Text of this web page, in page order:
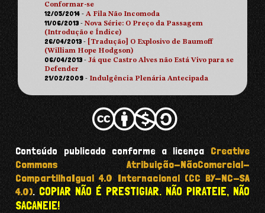
Conformar-se
12/05/2014 -A Fila Não Incomoda
11/06/2013 -Nova Série: O Preço da Passagem
(Introdução e Índice)
26/04/2013 -
[Tradução] O Explosivo de Baumoff
(William Hope Hodgson)
06/04/2013 -Já que Castro Alves não Está Vivo para se
Defender
21/02/2009 - Indulgência Plenária Antecipada
Conteúdo publicado conforme a licença Creative
Commons Atribuição-NãoComercial-
CompartilhaIgual 4.0 Internacional (CC BY-NC-SA
4.0). COPIAR NÃO É PRESTIGIAR. NÃO PIRATEIE, NÃO
SACANEIE!